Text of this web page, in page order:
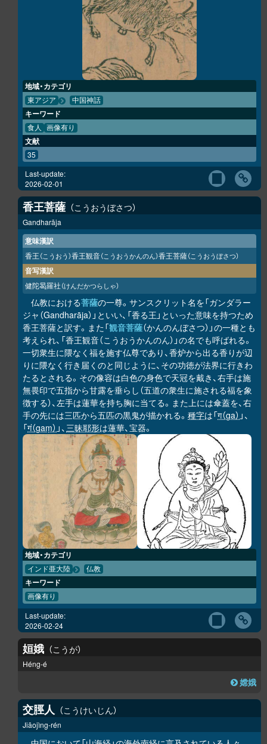
地域・カテゴリ
東アジア 中国神話
キーワード
食人 画像有り
文献
35
Last-update:
2026-02-01
香王菩薩 こうおうぼさつ
Gandharāja
意味漢訳
香王（こうおう）香王観音（こうおうかんのん）香王菩薩（こうおうぼさつ）
音写漢訳
健陀曷羅社（けんだかつらしゃ）
仏教における菩薩の一尊。サンスクリット名を「ガンダラー
ジャ（Gandharāja）」といい、「香る王」といった意味を持つため
香王菩薩と訳す。また「観音菩薩（かんのんぼさつ）」の一種とも
考えられ、「香王観音（こうおうかんのん）」の名でも呼ばれる。
一切衆生に隈なく福を施す仏尊であり、香炉から出る香りが辺
りに隈なく行き届くのと同じように、その功徳が法界に行きわ
たるとされる。その像容は白色の身色で天冠を戴き、右手は施
無畏印で五指から甘露を垂らし（五道の衆生に施される福を象
徴する）、左手は蓮華を持ち胸に当てる。また上には傘蓋を、右
手の先には三匹から五匹の黒鬼が描かれる。 種字は「ग（ga） 」、
「गं（gaṃ） 」、三昧耶形は蓮華、宝器。
地域・カテゴリ
インド亜大陸 仏教
キーワード
画像有り
Last-update:
2026-02-24
姮娥 こうが
Héng-é
嫦娥
交脛人 こうけいじん
Jiāojìng-rén